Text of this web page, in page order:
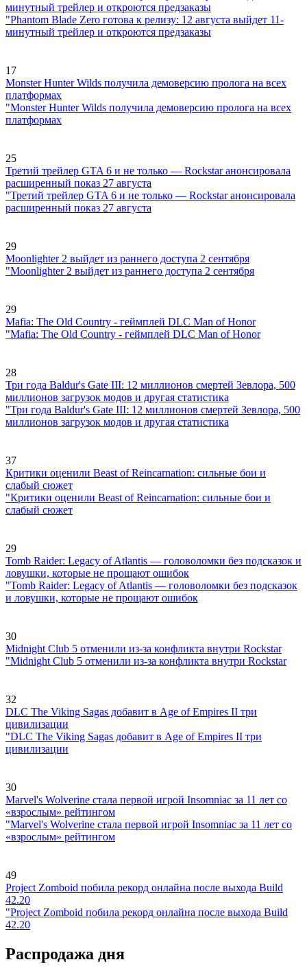
минутный трейлер и откроются предзаказы
"Phantom Blade Zero готова к релизу: 12 августа выйдет 11-
минутный трейлер и откроются предзаказы
17
Monster Hunter Wilds получила демоверсию пролога на всех
платформах
"Monster Hunter Wilds получила демоверсию пролога на всех
платформах
25
Третий трейлер GTA 6 и не только — Rockstar анонсировала
расширенный показ 27 августа
"Третий трейлер GTA 6 и не только — Rockstar анонсировала
расширенный показ 27 августа
29
Moonlighter 2 выйдет из раннего доступа 2 сентября
"Moonlighter 2 выйдет из раннего доступа 2 сентября
29
Mafia: The Old Country - геймплей DLC Man of Honor
"Mafia: The Old Country - геймплей DLC Man of Honor
28
Три года Baldur's Gate III: 12 миллионов смертей Зевлора, 500
миллионов загрузок модов и другая статистика
"Три года Baldur's Gate III: 12 миллионов смертей Зевлора, 500
миллионов загрузок модов и другая статистика
37
Критики оценили Beast of Reincarnation: сильные бои и
слабый сюжет
"Критики оценили Beast of Reincarnation: сильные бои и
слабый сюжет
29
Tomb Raider: Legacy of Atlantis — головоломки без подсказок и
ловушки, которые не прощают ошибок
"Tomb Raider: Legacy of Atlantis — головоломки без подсказок
и ловушки, которые не прощают ошибок
30
Midnight Club 5 отменили из-за конфликта внутри Rockstar
"Midnight Club 5 отменили из-за конфликта внутри Rockstar
32
DLC The Viking Sagas добавит в Age of Empires II три
цивилизации
"DLC The Viking Sagas добавит в Age of Empires II три
цивилизации
30
Marvel's Wolverine стала первой игрой Insomniac за 11 лет со
«взрослым» рейтингом
"Marvel's Wolverine стала первой игрой Insomniac за 11 лет со
«взрослым» рейтингом
49
Project Zomboid побила рекорд онлайна после выхода Build
42.20
"Project Zomboid побила рекорд онлайна после выхода Build
42.20
Распродажа дня